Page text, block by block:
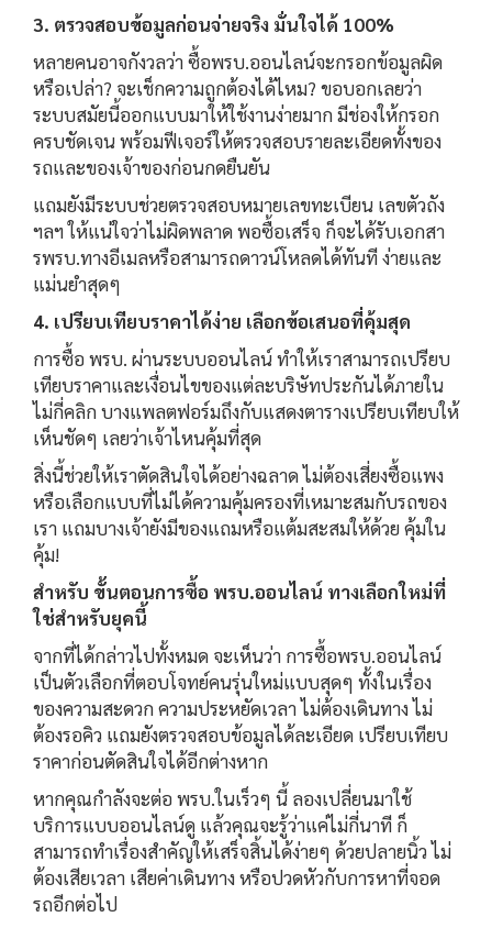
3. ตรวจสอบข้อมูลก่อนจ่ายจริง มั่นใจได้ 100%
หลายคนอาจกังวลว่า ซื้อพรบ.ออนไลน์จะกรอกข้อมูลผิด
หรือเปล่า? จะเช็กความถูกต้องได้ไหม? ขอบอกเลยว่า
ระบบสมัยนี้ออกแบบมาให้ใช้งานง่ายมาก มีช่องให้กรอก
ครบชัดเจน พร้อมฟีเจอร์ให้ตรวจสอบรายละเอียดทั้งของ
รถและของเจ้าของก่อนกดยืนยัน
แถมยังมีระบบช่วยตรวจสอบหมายเลขทะเบียน เลขตัวถัง
ฯลฯ ให้แน่ใจว่าไม่ผิดพลาด พอซื้อเสร็จ ก็จะได้รับเอกสา
รพรบ.ทางอีเมลหรือสามารถดาวน์โหลดได้ทันที ง่ายและ
แม่นยำสุดๆ
4. เปรียบเทียบราคาได้ง่าย เลือกข้อเสนอที่คุ้มสุด
การซื้อ พรบ. ผ่านระบบออนไลน์ ทำให้เราสามารถเปรียบ
เทียบราคาและเงื่อนไขของแต่ละบริษัทประกันได้ภายใน
ไม่กี่คลิก บางแพลตฟอร์มถึงกับแสดงตารางเปรียบเทียบให้
เห็นชัดๆ เลยว่าเจ้าไหนคุ้มที่สุด
สิ่งนี้ช่วยให้เราตัดสินใจได้อย่างฉลาด ไม่ต้องเสี่ยงซื้อแพง
หรือเลือกแบบที่ไม่ได้ความคุ้มครองที่เหมาะสมกับรถของ
เรา แถมบางเจ้ายังมีของแถมหรือแต้มสะสมให้ด้วย คุ้มใน
คุ้ม!
สำหรับ ขั้นตอนการซื้อ พรบ.ออนไลน์ ทางเลือกใหม่ที่
ใช่สำหรับยุคนี้
จากที่ได้กล่าวไปทั้งหมด จะเห็นว่า การซื้อพรบ.ออนไลน์
เป็นตัวเลือกที่ตอบโจทย์คนรุ่นใหม่แบบสุดๆ ทั้งในเรื่อง
ของความสะดวก ความประหยัดเวลา ไม่ต้องเดินทาง ไม่
ต้องรอคิว แถมยังตรวจสอบข้อมูลได้ละเอียด เปรียบเทียบ
ราคาก่อนตัดสินใจได้อีกต่างหาก
หากคุณกำลังจะต่อ พรบ.ในเร็วๆ นี้ ลองเปลี่ยนมาใช้
บริการแบบออนไลน์ดู แล้วคุณจะรู้ว่าแค่ไม่กี่นาที ก็
สามารถทำเรื่องสำคัญให้เสร็จสิ้นได้ง่ายๆ ด้วยปลายนิ้ว ไม่
ต้องเสียเวลา เสียค่าเดินทาง หรือปวดหัวกับการหาที่จอด
รถอีกต่อไป